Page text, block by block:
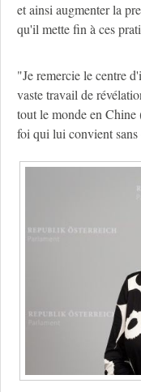
et ainsi augmenter la
qu'il mette fin à ces
"Je remercie le centre
vaste travail de
tout le monde en Chine
foi qui lui convient sans